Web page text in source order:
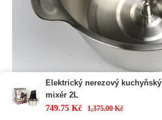
Elektrický nerezový kuchyňský
mixér 2L
749.75 Kč 1,375.00Kč